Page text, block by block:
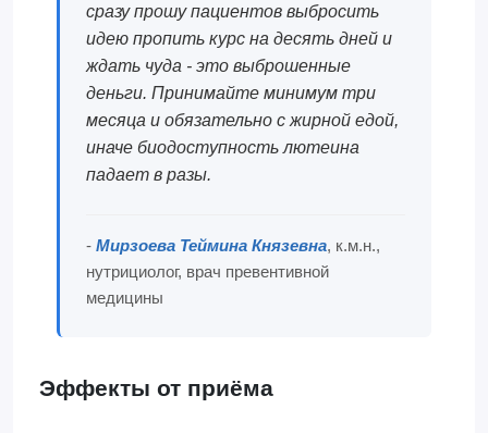
сразу прошу пациентов выбросить
идею пропить курс на десять дней и
ждать чуда - это выброшенные
деньги. Принимайте минимум три
месяца и обязательно с жирной едой,
иначе биодоступность лютеина
падает в разы.
- Мирзоева Теймина Князевна, к.м.н.,
нутрициолог, врач превентивной
медицины
Эффекты от приёма